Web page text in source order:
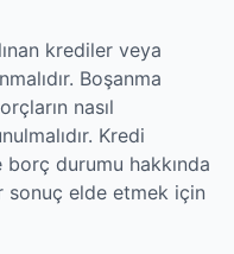
krediler veya
Boşanma
nasıl
Kredi
durumu hakkında
sonuç elde etmek için